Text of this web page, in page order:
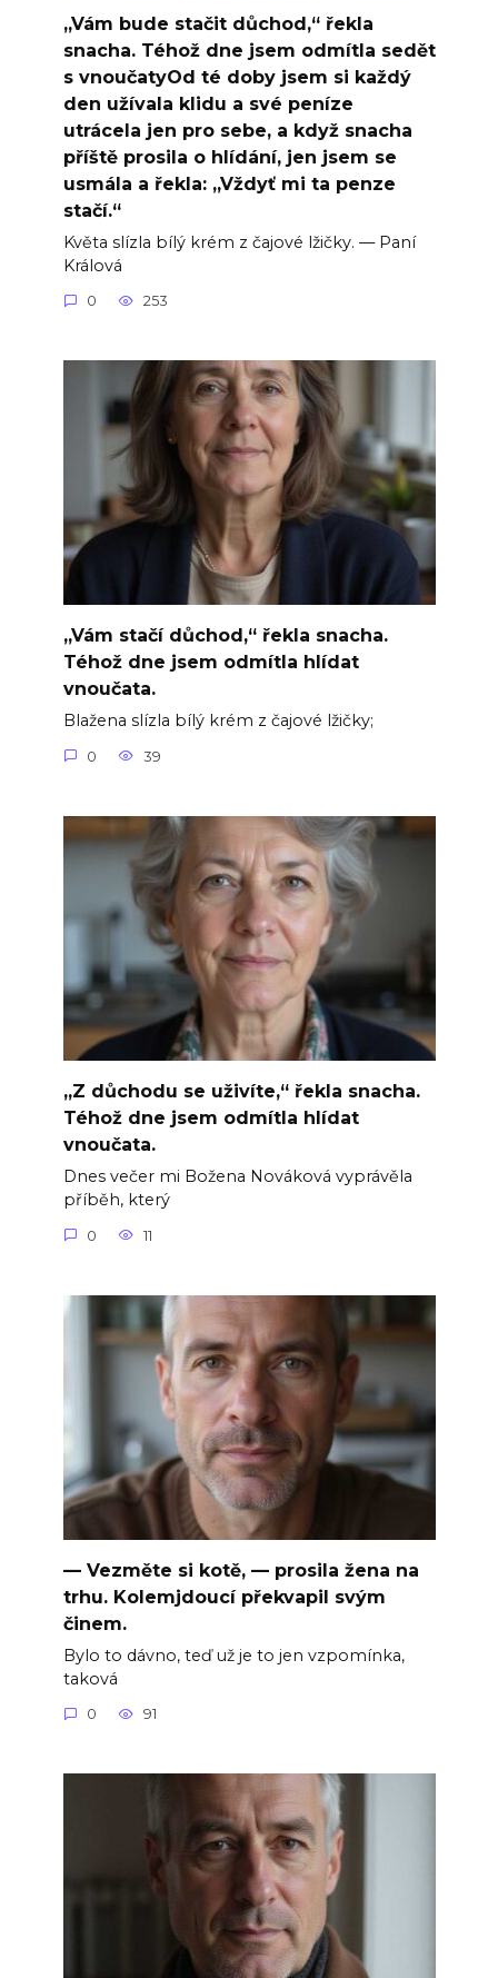
„Vám bude stačit důchod,“ řekla
snacha. Téhož dne jsem odmítla sedět
s vnoučatyOd té doby jsem si každý
den užívala klidu a své peníze
utrácela jen pro sebe, a když snacha
příště prosila o hlídání, jen jsem se
usmála a řekla: „Vždyť mi ta penze
stačí.“
Květa slízla bílý krém z čajové lžičky. — Paní
Králová
0 253
„Vám stačí důchod,“ řekla snacha.
Téhož dne jsem odmítla hlídat
vnoučata.
Blažena slízla bílý krém z čajové lžičky;
0 39
„Z důchodu se uživíte,“ řekla snacha.
Téhož dne jsem odmítla hlídat
vnoučata.
Dnes večer mi Božena Nováková vyprávěla
příběh, který
0 11
— Vezměte si kotě, — prosila žena na
trhu. Kolemjdoucí překvapil svým
činem.
Bylo to dávno, teď už je to jen vzpomínka,
taková
0 91